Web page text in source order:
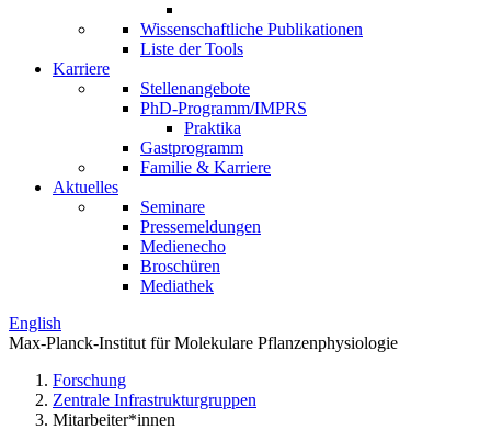
Wissenschaftliche Publikationen
Liste der Tools
Karriere
Stellenangebote
PhD-Programm/IMPRS
Praktika
Gastprogramm
Familie & Karriere
Aktuelles
Seminare
Pressemeldungen
Medienecho
Broschüren
Mediathek
English
Max-Planck-Institut für Molekulare Pflanzenphysiologie
Forschung
Zentrale Infrastrukturgruppen
Mitarbeiter*innen